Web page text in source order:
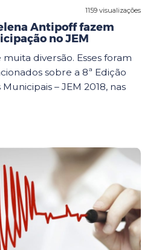
1159 visualizações
Antipoff fazem
no JEM
diversão. Esses foram
sobre a 8ª Edição
– JEM 2018, nas